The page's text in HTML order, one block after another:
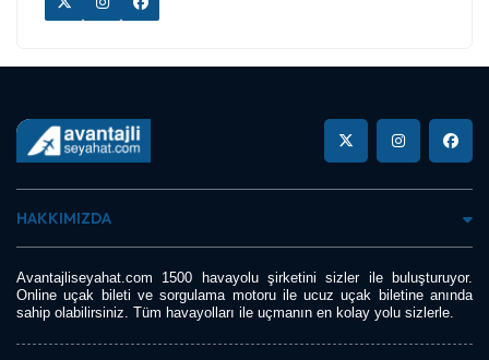
HAKKIMIZDA
Avantajliseyahat.com 1500 havayolu şirketini sizler ile buluşturuyor.
Online uçak bileti ve sorgulama motoru ile ucuz uçak biletine anında
sahip olabilirsiniz. Tüm havayolları ile uçmanın en kolay yolu sizlerle.